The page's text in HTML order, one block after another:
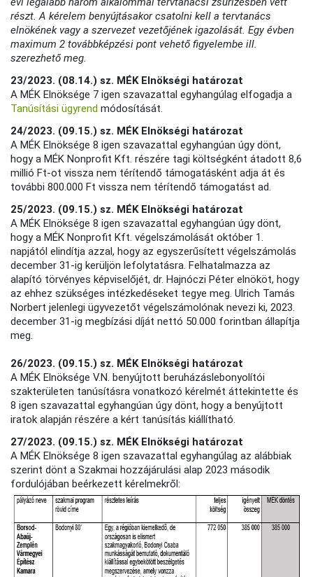
részt. A kérelem benyújtásakor csatolni kell a tervtanács
elnökének vagy a szervezet vezetőjének igazolását. Egy évben
maximum 2 továbbképzési pont vehető figyelembe ill.
szerezhető meg.
23/2023. (08.14.) sz. MÉK Elnökségi határozat
A MÉK Elnöksége 7 igen szavazattal egyhangúlag elfogadja a
Tanúsítási ügyrendmódosítását.
24/2023. (09.15.) sz. MÉK Elnökségi határozat
A MÉK Elnöksége 8 igen szavazattal egyhangúan úgy dönt,
hogy a MÉK Nonprofit Kft. részére tagi költségként átadott 8,6
millió Ft-ot vissza nem térítendő támogatásként adja át és
további 800.000 Ft vissza nem térítendő támogatást ad.
25/2023. (09.15.) sz. MÉK Elnökségi határozat
A MÉK Elnöksége 8 igen szavazattal egyhangúan úgy dönt,
hogy a MÉK Nonprofit Kft. végelszámolását október 1.
napjától elindítja azzal, hogy az egyszerűsített végelszámolás
december 31-ig kerüljön lefolytatásra. Felhatalmazza az
alapító törvényes képviselőjét, dr. Hajnóczi Péter elnököt, hogy
az ehhez szükséges intézkedéseket tegye meg. Ulrich Tamás
Norbert jelenlegi ügyvezetőt végelszámolónak nevezi ki, 2023.
december 31-ig megbízási díját nettó 50.000 forintban állapítja
meg.
26/2023. (09.15.) sz. MÉK Elnökségi határozat
A MÉK Elnöksége V.N. benyújtott beruházáslebonyolítói
szakterületen tanúsításra vonatkozó kérelmét áttekintette és
8 igen szavazattal egyhangúan úgy dönt, hogy a benyújtott
iratok alapján részére a kért tanúsítás kiállítható.
27/2023. (09.15.) sz. MÉK Elnökségi határozat
A MÉK Elnöksége 8 igen szavazattal egyhangúlag az alábbiak
szerint dönt a Szakmai hozzájárulási alap 2023 második
fordulójában beérkezett kérelmekről: